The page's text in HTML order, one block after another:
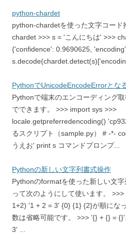
python-chardet
python-chardetを使った文字コード
chardet >>> s = 'こんにちは' >>>
{'confidence': 0.9690625,
PythonでUnicodeEncodeErrorとな
Pythonで端末のエンコーディング
でできます。 >>> import sys >>>
locale.getpreferredencoding()
るスクリプト（sample.py） # -*-
うえお' print s コマンドプロンプ...
Pythonの新しい文字列書式操作
Pythonのformatを使った新しい文
って次のようにして使います。
1+2) '1 + 2 = 3' {0} {1} {2}が順にな
数は省略可能です。 >>> '{} + {} =
3' ...